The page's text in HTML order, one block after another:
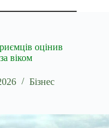
оцінив
віком
Бізнес